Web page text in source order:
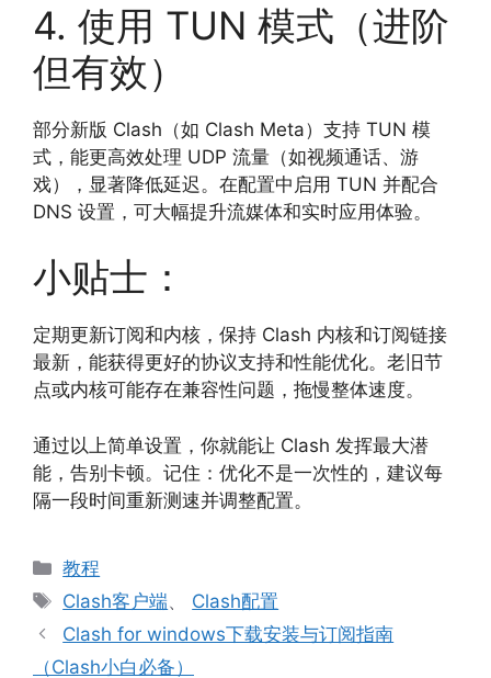
4. 使用 TUN 模式（进阶
但有效）
部分新版 Clash（如 Clash Meta）支持 TUN 模
式，能更高效处理 UDP 流量（如视频通话、游
戏），显著降低延迟。在配置中启用 TUN 并配合
DNS 设置，可大幅提升流媒体和实时应用体验。
小贴士：
定期更新订阅和内核，保持 Clash 内核和订阅链接
最新，能获得更好的协议支持和性能优化。老旧节
点或内核可能存在兼容性问题，拖慢整体速度。
通过以上简单设置，你就能让 Clash 发挥最大潜
能，告别卡顿。记住：优化不是一次性的，建议每
隔一段时间重新测速并调整配置。
分
类
教程
标
签
Clash客户端、 Clash配置
Clash for windows下载安装与订阅指南
（Clash小白必备）